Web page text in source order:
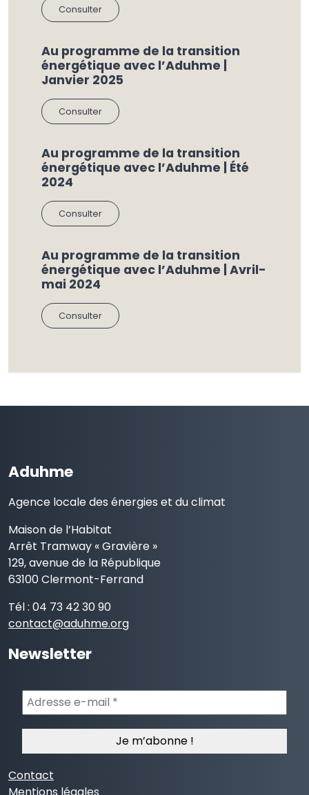
Consulter
Au programme de la transition
énergétique avec l’Aduhme |
Janvier 2025
Consulter
Au programme de la transition
énergétique avec l’Aduhme | Été
2024
Consulter
Au programme de la transition
énergétique avec l’Aduhme | Avril-
mai 2024
Consulter
Aduhme
Agence locale des énergies et du climat
Maison de l’Habitat
Arrêt Tramway « Gravière »
129, avenue de la République
63100 Clermont-Ferrand
Tél : 04 73 42 30 90
contact@aduhme.org
Newsletter
Adresse
e-
mail
Contact